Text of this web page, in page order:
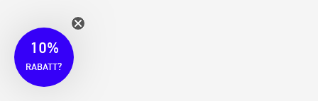
10%
RABATT?